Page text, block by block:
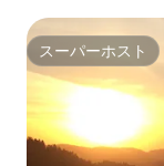
スーパーホスト
スーパーホスト